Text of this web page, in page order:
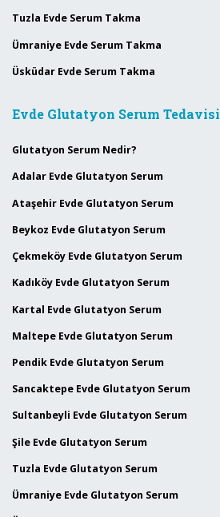
Tuzla Evde Serum Takma
Ümraniye Evde Serum Takma
Üsküdar Evde Serum Takma
Evde Glutatyon Serum Tedavisi
Glutatyon Serum Nedir?
Adalar Evde Glutatyon Serum
Ataşehir Evde Glutatyon Serum
Beykoz Evde Glutatyon Serum
Çekmeköy Evde Glutatyon Serum
Kadıköy Evde Glutatyon Serum
Kartal Evde Glutatyon Serum
Maltepe Evde Glutatyon Serum
Pendik Evde Glutatyon Serum
Sancaktepe Evde Glutatyon Serum
Sultanbeyli Evde Glutatyon Serum
Şile Evde Glutatyon Serum
Tuzla Evde Glutatyon Serum
Ümraniye Evde Glutatyon Serum